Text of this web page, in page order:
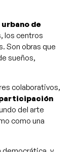
de
los centros
Son obras que
sueños,
colaborativos,
del arte
como una